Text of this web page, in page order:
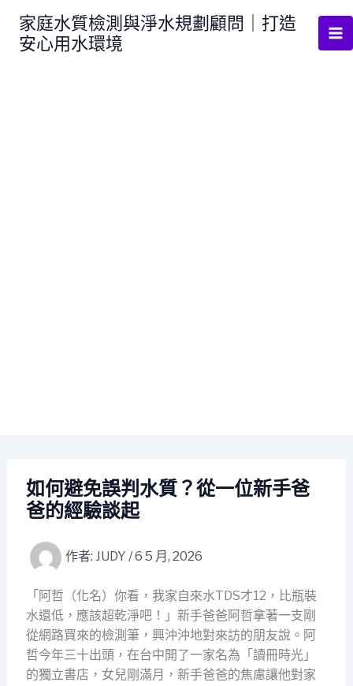
家庭水質檢測與淨水規劃顧問｜打造
安心用水環境
如何避免誤判水質？從一位新手爸
爸的經驗談起
作者: JUDY /6 5 月, 2026
「阿哲（化名）你看，我家自來水TDS才12，比瓶裝
水還低，應該超乾淨吧！」新手爸爸阿哲拿著一支剛
從網路買來的檢測筆，興沖沖地對來訪的朋友說。阿
哲今年三十出頭，在台中開了一家名為「讀冊時光」
的獨立書店，女兒剛滿月，新手爸爸的焦慮讓他對家